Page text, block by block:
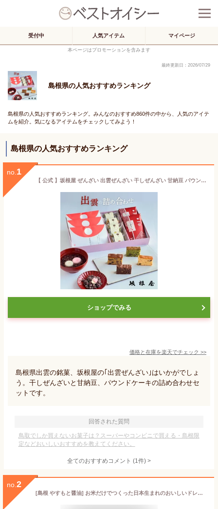
受付中 人気アイテム マイページ
本ページはプロモーションを含みます
最終更新日：2026/07/29
島根県の人気おすすめランキング
島根県の人気おすすめランキング。みんなのおすすめ860件の中から、人気のアイテ
ムを紹介。気になるアイテムをチェックしてみよう！
島根県の人気おすすめランキング
no. 1
【 公式 】坂根屋 ぜんざい 出雲ぜんざい 干しぜんざい 甘納豆 パウンドケーキ 出雲 島根 土産 高級 ギフト 国産 人気 和菓子 ギフト 老舗 お取り寄せ 結婚 お祝い 引き出物 内祝 手土産 贈り物 お返し プレゼント 手軽 米寿 出産 母の日
ショップでみる
価格と在庫を楽天でチェック >>
島根県出雲の銘菓、坂根屋の｢出雲ぜんざい｣はいかがでしょ
う。干しぜんざいと甘納豆、パウンドケーキの詰め合わせセ
ットです。
回答された質問
鳥取でしか買えないお菓子は？スーパーやコンビニで買える・島根限
定などおいしいおすすめを教えてください。
全てのおすすめコメント (1件) >
no. 2
[島根 やすもと醤油] お米だけでつくった日本生まれのおいしいドレッシング 200ml×2本セット/島根県 松江 安本醤油 燻製醤油 調味料 安本産業